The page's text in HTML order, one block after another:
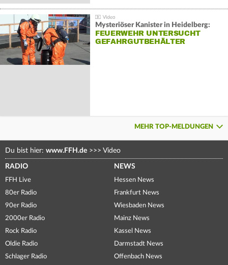
Mysteriöser Kanister in Heidelberg:
FEUERWEHR UNTERSUCHT
GEFAHRGUTBEHÄLTER
MEHR TOP-MELDUNGEN
Du bist hier: www.FFH.de >>> Video
RADIO
FFH Live
80er Radio
90er Radio
2000er Radio
Rock Radio
Oldie Radio
Schlager Radio
NEWS
Hessen News
Frankfurt News
Wiesbaden News
Mainz News
Kassel News
Darmstadt News
Offenbach News